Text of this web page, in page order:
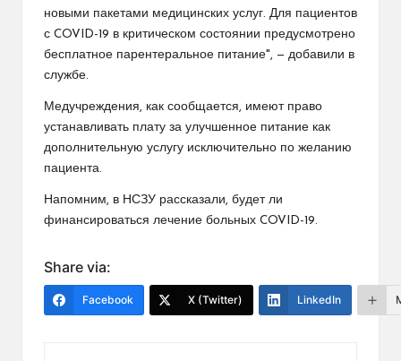
новыми пакетами медицинских услуг. Для пациентов
с COVID-19 в критическом состоянии предусмотрено
бесплатное парентеральное питание", — добавили в
службе.
Медучреждения, как сообщается, имеют право
устанавливать плату за улучшенное питание как
дополнительную услугу исключительно по желанию
пациента.
Напомним, в НСЗУ рассказали, будет ли
финансироваться лечение больных COVID-19.
Share via:
Facebook X (Twitter) LinkedIn